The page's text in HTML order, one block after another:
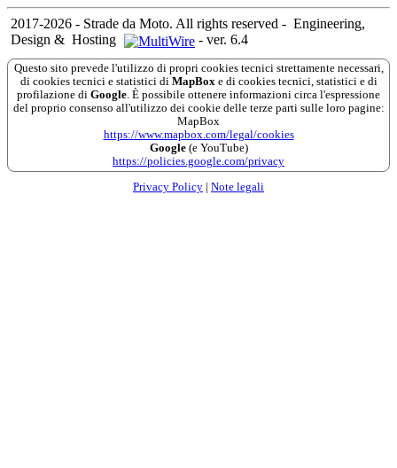
2017-2026 - Strade da Moto. All rights reserved - Engineering,
Design & Hosting - ver. 6.4
Questo sito prevede l'utilizzo di propri cookies tecnici strettamente necessari,
di cookies tecnici e statistici di MapBox e di cookies tecnici, statistici e di
profilazione di Google . È possibile ottenere informazioni circa l'espressione
del proprio consenso all'utilizzo dei cookie delle terze parti sulle loro pagine:
MapBox
https://www.mapbox.com/legal/cookies
Google(e YouTube)
https://policies.google.com/privacy
Privacy Policy | Note legali